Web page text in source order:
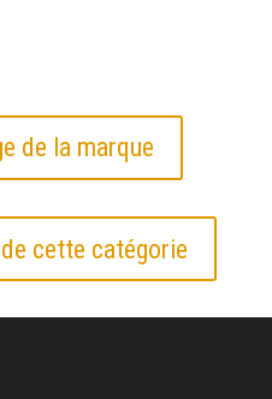
de la marque
cette catégorie